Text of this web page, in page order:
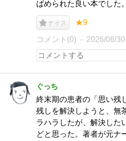
ばめられた良い本でした。
ナイス ★9
コメント(0) 2026/06/30
ぐっち
終末期の患者の「思い残
残しを解決しようと、無
ラハラしたが、解決した
どと思った。著者が元ナ